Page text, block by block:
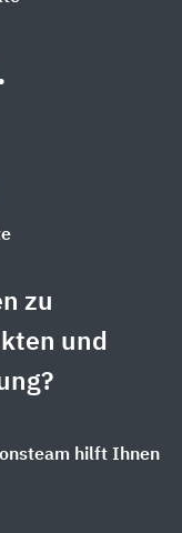
zu
und
hilft Ihnen